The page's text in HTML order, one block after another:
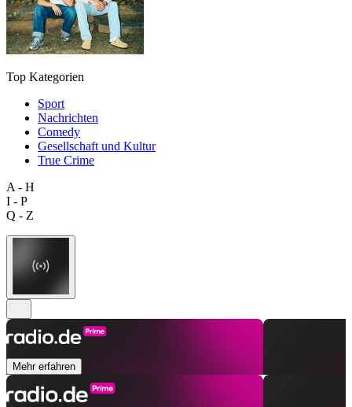
Top Kategorien
Sport
Nachrichten
Comedy
Gesellschaft und Kultur
True Crime
A - H
I - P
Q - Z
Mehr erfahren